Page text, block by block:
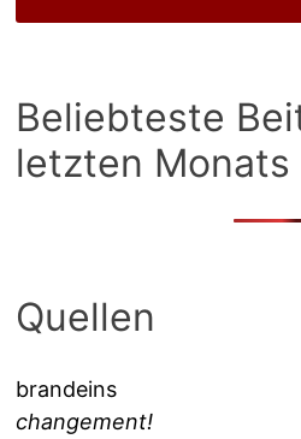
Beliebteste
letzten Monats
Quellen
brandeins
changement!